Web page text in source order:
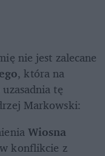
nie jest zalecane
, która na
tę
Markowski:
Wiosna
konflikcie z